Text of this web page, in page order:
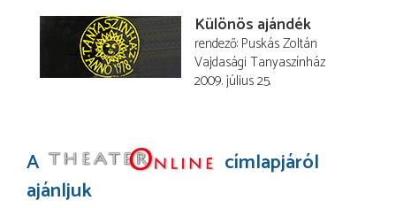
Különös ajándék
rendező Puskás Zoltán
Vajdasági Tanyaszínház
2009. július 25.
A
címlapjáról
ajánljuk